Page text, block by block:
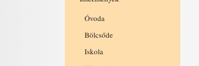
Óvoda
Bölcsőde
Iskola